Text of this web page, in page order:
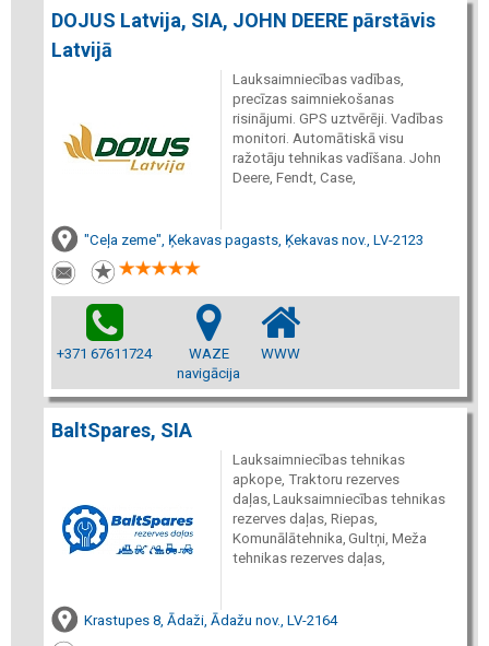
DOJUS Latvija, SIA, JOHN DEERE pārstāvis
Latvijā
Lauksaimniecības vadības,
precīzas saimniekošanas
risinājumi. GPS uztvērēji. Vadības
monitori. Automātiskā visu
ražotāju tehnikas vadīšana. John
Deere, Fendt, Case,
"Ceļa zeme", Ķekavas pagasts, Ķekavas nov., LV-2123
+371 67611724
WAZE
navigācija
WWW
BaltSpares, SIA
Lauksaimniecības tehnikas
apkope, Traktoru rezerves
daļas, Lauksaimniecības tehnikas
rezerves daļas, Riepas,
Komunālātehnika, Gultņi, Meža
tehnikas rezerves daļas,
Krastupes 8, Ādaži, Ādažu nov., LV-2164